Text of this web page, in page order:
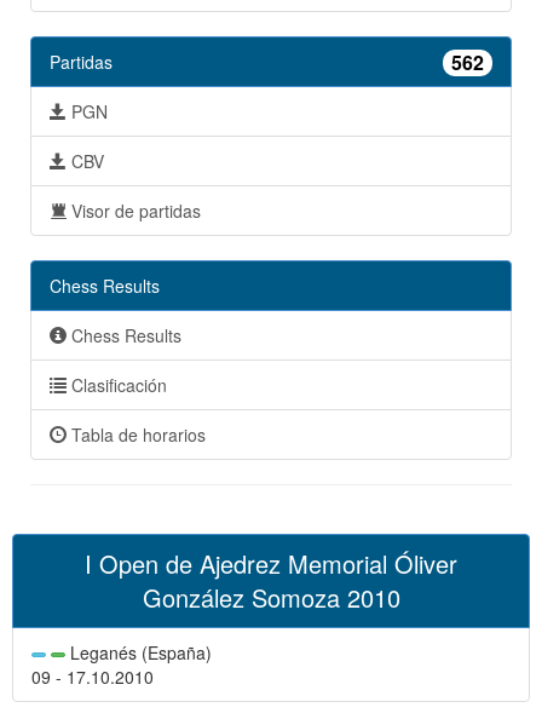
Partidas 562
PGN
CBV
Visor de partidas
Chess Results
Chess Results
Clasificación
Tabla de horarios
I Open de Ajedrez Memorial Óliver
González Somoza 2010
Leganés (España)
09 - 17.10.2010